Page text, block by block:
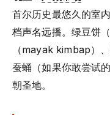
首尔历史最悠久的室
档声名远播。绿豆饼
（mayak kimbap）
蚕蛹（如果你敢尝试
朝圣地。